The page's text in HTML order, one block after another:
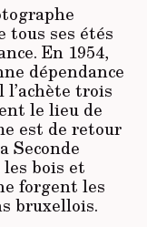
tous ses étés
En 1954,
dépendance
l’achète trois
le lieu de
est de retour
Seconde
bois et
forgent les
bruxellois.